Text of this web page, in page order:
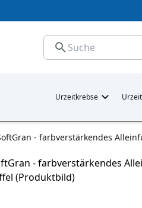
Urzeitkrebse
- farbverstärkendes